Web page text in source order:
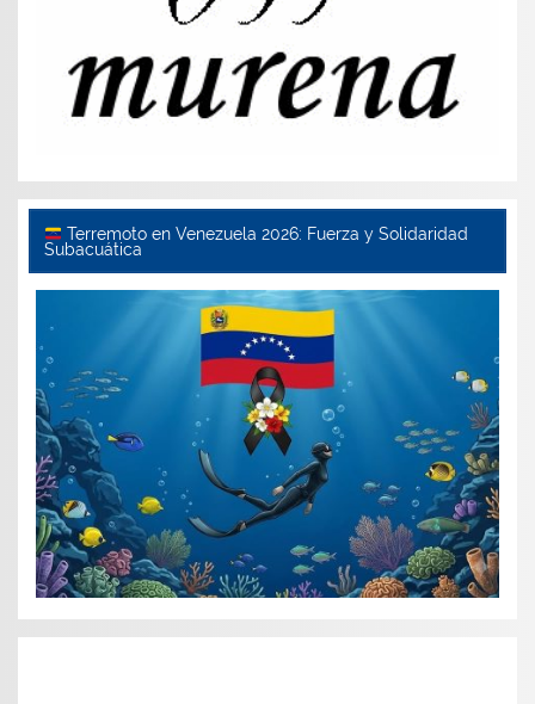
Terremoto en Venezuela 2026: Fuerza y Solidaridad
Subacuática